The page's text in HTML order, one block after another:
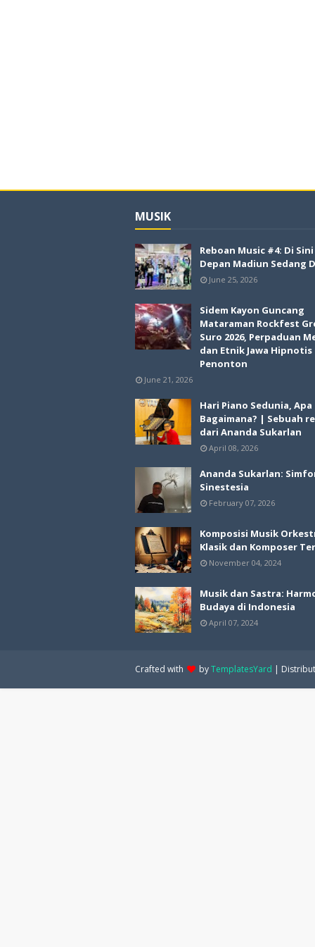
MUSIK
Reboan Music #4: Di
Depan Madiun Sedang
June 25, 2026
Sidem Kayon Guncang
Mataraman Rockfest
Suro 2026, Perpaduan
dan Etnik Jawa Hipnotis
Penonton
June 21, 2026
Hari Piano Sedunia, Apa
Bagaimana? | Sebuah
dari Ananda Sukarlan
April 08, 2026
Ananda Sukarlan:
Sinestesia
February 07, 2026
Komposisi Musik
Klasik dan Komposer
November 04, 2024
Musik dan Sastra:
Budaya di Indonesia
April 07, 2024
Crafted with byTemplatesYard |